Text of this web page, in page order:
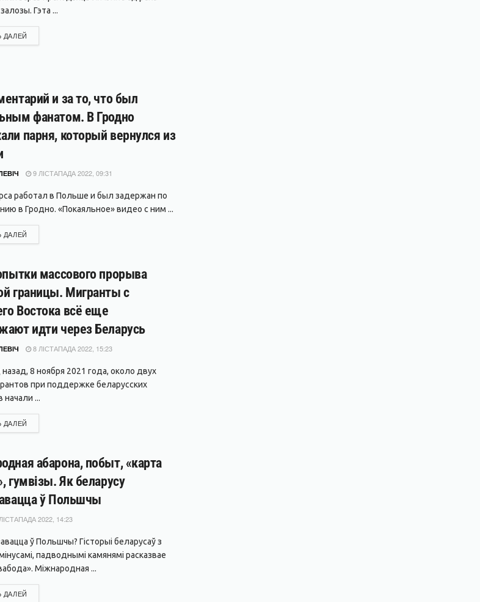
Гэта ...
ДАЛЕЙ
и за то, что был
фанатом. В Гродно
парня, который вернулся из
9 ЛІСТАПАДА 2022, 09:31
работал в Польше и был задержан по
в Гродно. «Покаяльное» видео с ним ...
ДАЛЕЙ
массового прорыва
границы. Мигранты с
Востока всё еще
идти через Беларусь
8 ЛІСТАПАДА 2022, 15:23
8 ноября 2021 года, около двух
при поддержке беларусских
начали ...
ДАЛЕЙ
абарона, побыт, «карта
гумвізы. Як беларусу
ў Польшчы
2022, 14:23
ў Польшчы? Гісторыі беларусаў з
падводнымі камянямі расказвае
Міжнародная ...
ДАЛЕЙ